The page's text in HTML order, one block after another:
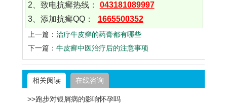
2、致电抗癣热线：
043181089997
3、添加抗癣QQ：
1665500352
上一篇： 治疗牛皮癣的药膏都有哪些
下一篇： 牛皮癣中医治疗后的注意事项
相关阅读 在线咨询
>>跑步对银屑病的影响怀孕吗